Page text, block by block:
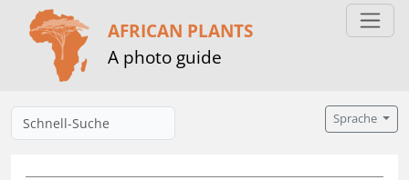
AFRICAN PLANTS
A photo guide
Sprache